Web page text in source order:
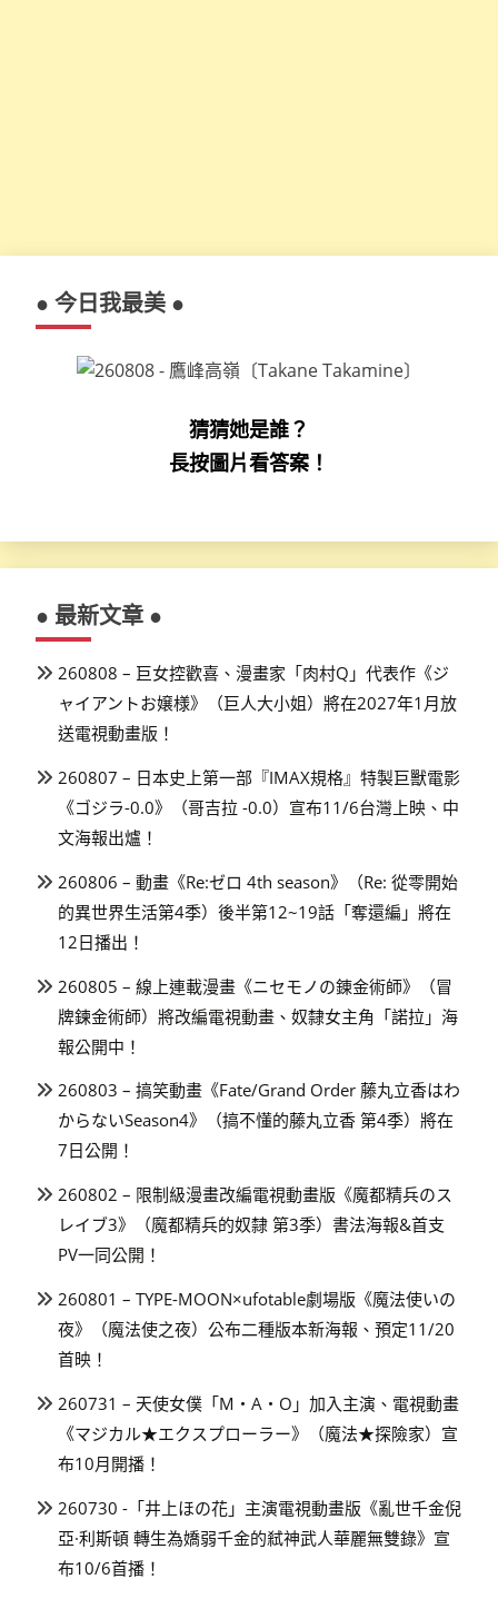
● 今日我最美 ●
猜猜她是誰？
長按圖片看答案！
● 最新文章 ●
260808 – 巨女控歡喜、漫畫家「肉村Q」代表作《ジ
ャイアントお嬢様》（巨人大小姐）將在2027年1月放
送電視動畫版！
260807 – 日本史上第一部『IMAX規格』特製巨獸電影
《ゴジラ-0.0》（哥吉拉 -0.0）宣布11/6台灣上映、中
文海報出爐！
260806 – 動畫《Re:ゼロ 4th season》（Re: 從零開始
的異世界生活第4季）後半第12~19話「奪還編」將在
12日播出！
260805 – 線上連載漫畫《ニセモノの錬金術師》（冒
牌鍊金術師）將改編電視動畫、奴隸女主角「諾拉」海
報公開中！
260803 – 搞笑動畫《Fate/Grand Order 藤丸立香はわ
からないSeason4》（搞不懂的藤丸立香 第4季）將在
7日公開！
260802 – 限制級漫畫改編電視動畫版《魔都精兵のス
レイブ3》（魔都精兵的奴隸 第3季）書法海報&首支
PV一同公開！
260801 – TYPE-MOON×ufotable劇場版《魔法使いの
夜》（魔法使之夜）公布二種版本新海報、預定11/20
首映！
260731 – 天使女僕「M・A・O」加入主演、電視動畫
《マジカル★エクスプローラー》（魔法★探險家）宣
布10月開播！
260730 -「井上ほの花」主演電視動畫版《亂世千金倪
亞·利斯頓 轉生為嬌弱千金的弒神武人華麗無雙錄》宣
布10/6首播！